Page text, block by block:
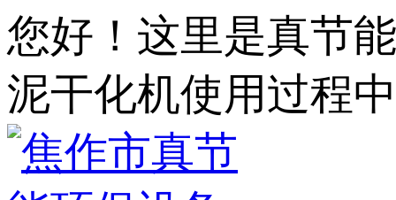
您好！这里是真节
泥干化机使用过程